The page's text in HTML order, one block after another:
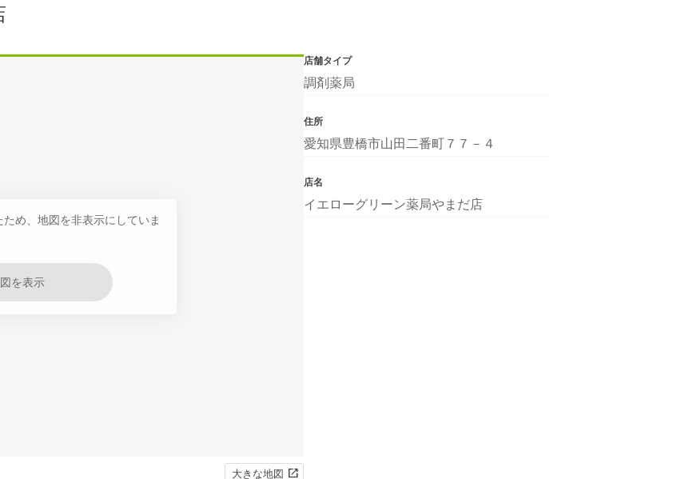
め、地図を非表示にしていま
を表示
大きな地図
店舗タイプ
調剤薬局
住所
愛知県豊橋市山田二番町７７－４
店名
イエローグリーン薬局やまだ店